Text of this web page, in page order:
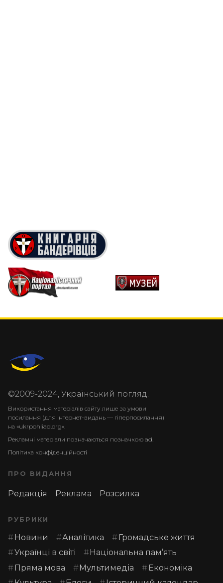
©2009-2024, Український погляд.
Використання матеріалів сайту лише за умови
посилання (для інтернет-видань — гіперпосилання)
на «ukrpohliad.org».
Рекламні матеріали позначаються позначкою ad.
Політика конфіденційності
ПРО ВИДАННЯ
Редакція Реклама Розсилка
РУБРИКИ
Новини Аналітика
Громадське життя
Українці в світі
Національна пам’ять
Пряма мова
Мультимедіа
Економіка